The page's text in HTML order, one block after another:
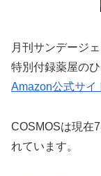
月刊サンデージ
特別付録薬屋の
Amazon公式サイ
COSMOSは現在
れています。